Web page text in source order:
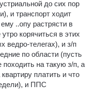
до сих пор
и транспорт ходит
..опу растрясти в
корячиться в этих
ведро-телегах), и з/п
по области (пусть
на такую з/п, а
платить и что
и ППС